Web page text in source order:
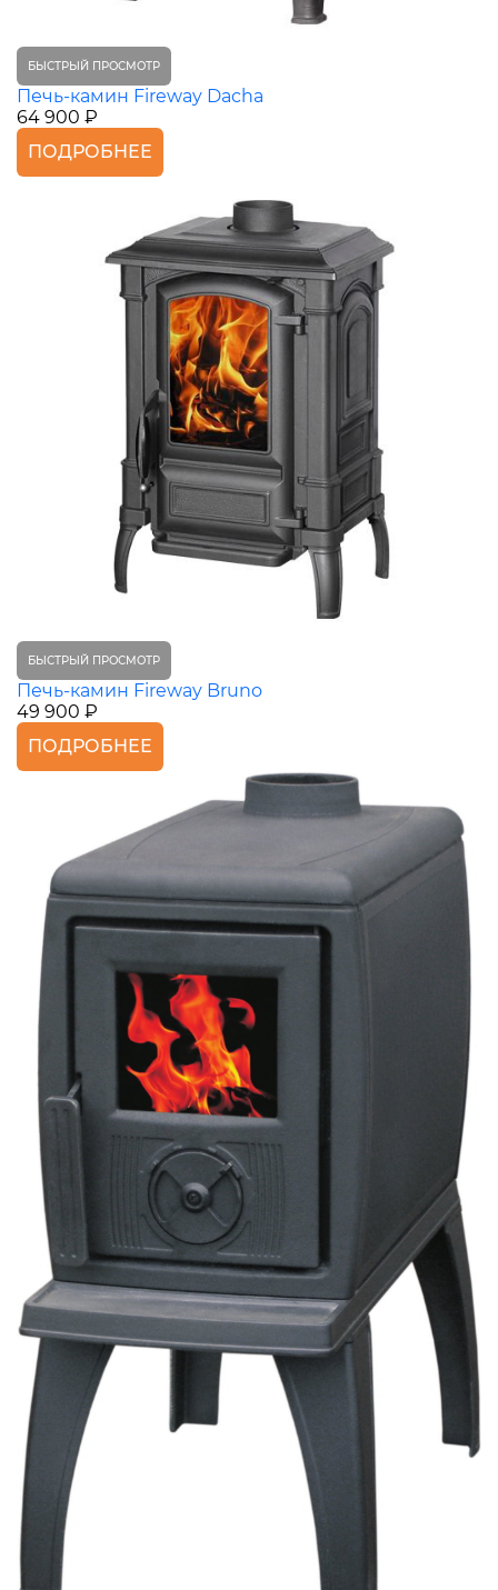
БЫСТРЫЙ ПРОСМОТР
Печь-камин Fireway Dacha
64 900 ₽
ПОДРОБНЕЕ
БЫСТРЫЙ ПРОСМОТР
Печь-камин Fireway Bruno
49 900 ₽
ПОДРОБНЕЕ